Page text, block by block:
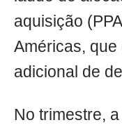
aquisição
Américas,
adicional de
No trimestre,